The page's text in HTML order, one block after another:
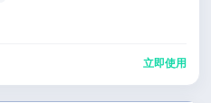
立即使用